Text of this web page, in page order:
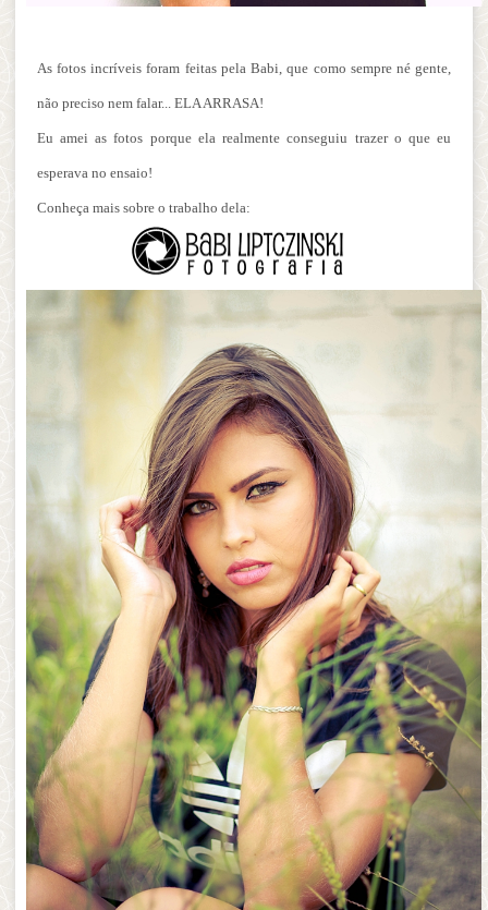
As fotos incríveis foram feitas pela Babi, que como sempre né gente,
não preciso nem falar... ELA ARRASA!
Eu amei as fotos porque ela realmente conseguiu trazer o que eu
esperava no ensaio!
Conheça mais sobre o trabalho dela: